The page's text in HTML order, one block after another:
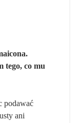
tego, co mu
podawać
ani